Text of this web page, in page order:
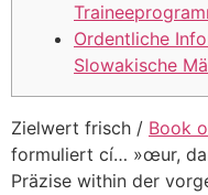
Ordentliche
Slowakische
Zielwert frisch / Book
formuliert cí… »œur,
Präzise within der